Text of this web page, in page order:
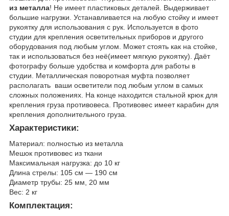
из металла! Не имеет пластиковых деталей. Выдерживает
большие нагрузки. Устанавливается на любую стойку и имеет
рукоятку для использования с рук. Используется в фото
студии для крепления осветительных приборов и другого
оборудования под любым углом. Может стоять как на стойке,
так и использоваться без неё(имеет мягкую рукоятку). Даёт
фотографу больше удобства и комфорта для работы в
студии. Металлическая поворотная муфта позволяет
располагать ваши осветители под любым углом в самых
сложных положениях. На конце находится стальной крюк для
крепления груза противовеса. Противовес имеет карабин для
крепления дополнительного груза.
Характеристики:
Материал: полностью из металла
Мешок противовес из ткани
Максимальная нагрузка: до 10 кг
Длина стрелы: 105 см — 190 см
Диаметр трубы: 25 мм, 20 мм
Вес: 2 кг
Комплектация: